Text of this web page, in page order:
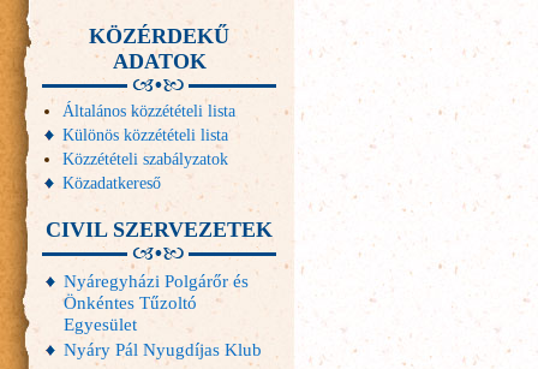
KÖZÉRDEKŰ
ADATOK
Általános közzétételi lista
Különös közzétételi lista
Közzétételi szabályzatok
Közadatkereső
CIVIL SZERVEZETEK
Nyáregyházi Polgárőr és
Önkéntes Tűzoltó
Egyesület
Nyáry Pál Nyugdíjas Klub